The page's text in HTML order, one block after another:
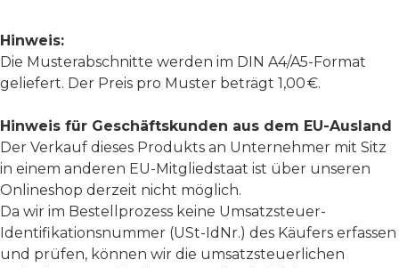
Hinweis:
Die Musterabschnitte werden im DIN A4/A5-Format
geliefert. Der Preis pro Muster beträgt 1,00 €.
Hinweis für Geschäftskunden aus dem EU-Ausland
Der Verkauf dieses Produkts an Unternehmer mit Sitz
in einem anderen EU-Mitgliedstaat ist über unseren
Onlineshop derzeit nicht möglich.
Da wir im Bestellprozess keine Umsatzsteuer-
Identifikationsnummer (USt-IdNr.) des Käufers erfassen
und prüfen, können wir die umsatzsteuerlichen